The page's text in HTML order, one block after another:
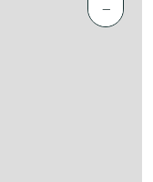
−